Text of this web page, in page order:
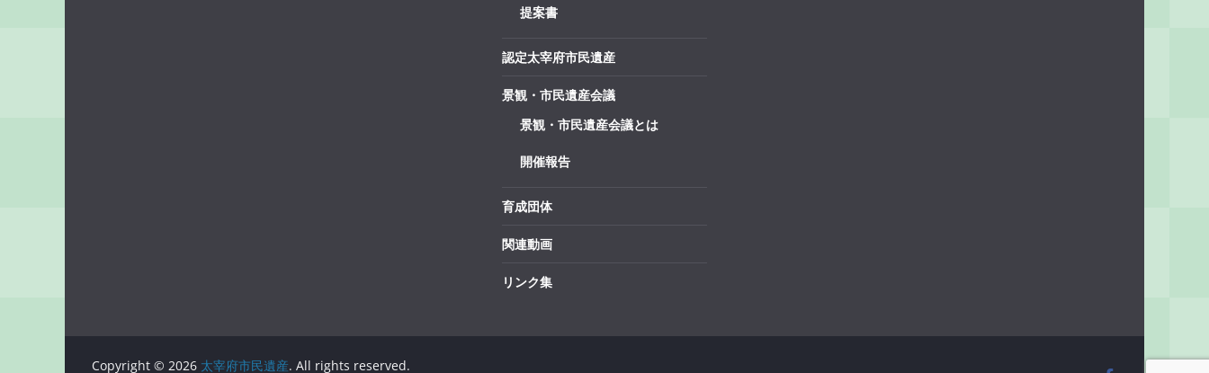
提案書
認定太宰府市民遺産
景観・市民遺産会議
景観・市民遺産会議とは
開催報告
育成団体
関連動画
リンク集
Copyright © 2026 太宰府市民遺産. All rights reserved.